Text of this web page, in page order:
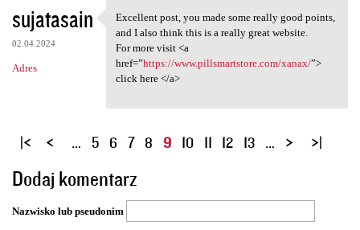
sujatasain
02.04.2024
Adres
Excellent post, you made some
Excellent post, you made some really good points,
and I also think this is a really great website.
For more visit <a
href=”https://www.pillsmartstore.com/xanax/”>
click here </a>
S
r
o
… 5 6 7 8 9 10 11 12 13 …
Dodaj komentarz
Nazwisko lub pseudonim